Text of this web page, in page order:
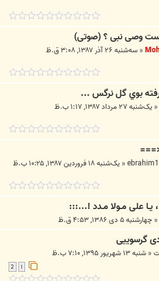
وصی نبی ؟ (صوتی)
« سه‌شنبه ۲۶ آذر ۱۳۸۷, ۳:۰۸ ق.ظ
بوي گل نرگس ...
یک‌شنبه ۲۷ مرداد ۱۳۸۷, ۱:۱۷ ب.ظ
« یک‌شنبه ۱۸ فروردین ۱۳۸۷, ۱۰:۲۵ ب.ظ
علی مـولا مـدد !...:::
چهارشنبه ۵ دی ۱۳۸۶, ۴:۵۳ ق.ظ
گرسوییی
« شنبه ۱۳ شهریور ۱۳۹۵, ۷:۱۰ ب.ظ